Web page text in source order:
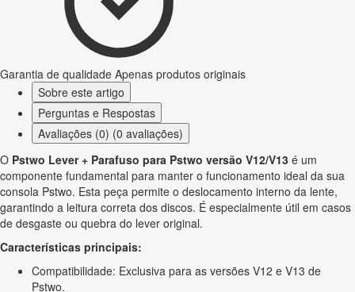
Garantia de qualidade Apenas produtos originais
Sobre este artigo
Perguntas e Respostas
Avaliações (0) (0 avaliações)
O Pstwo Lever + Parafuso para Pstwo versão V12/V13 é um
componente fundamental para manter o funcionamento ideal da sua
consola Pstwo. Esta peça permite o deslocamento interno da lente,
garantindo a leitura correta dos discos. É especialmente útil em casos
de desgaste ou quebra do lever original.
Características principais:
Compatibilidade: Exclusiva para as versões V12 e V13 de
Pstwo.